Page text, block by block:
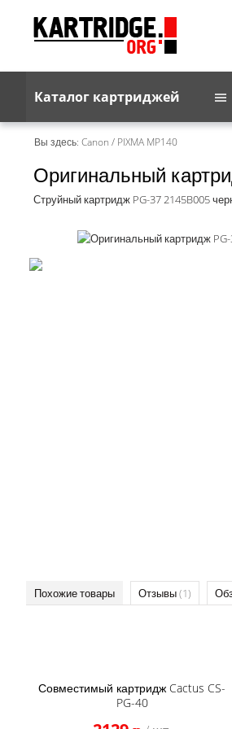
Каталог картриджей
Brother
G&G
Kodak
Lexmark
Вы здесь: Canon / PIXMA MP140
Оригинальный
Струйный картридж PG-37 2145B005
Похожие товары Отзывы(1)
Совместимый картридж Cactus CS-
PG-40